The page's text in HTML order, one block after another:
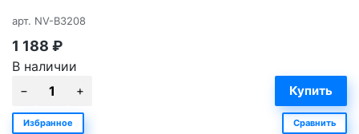
арт. NV-B3208
1 188 ₽
В наличии
Избранное Сравнить